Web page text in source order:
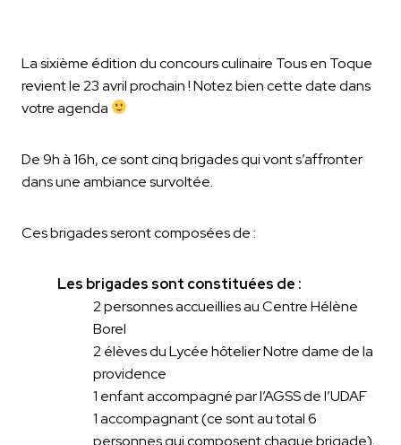
La sixième édition du concours culinaire Tous en Toque
revient le 23 avril prochain ! Notez bien cette date dans
votre agenda
De 9h à 16h, ce sont cinq brigades qui vont s’affronter
dans une ambiance survoltée.
Ces brigades seront composées de :
Les brigades sont constituées de :
2 personnes accueillies au Centre Hélène
Borel
2 élèves du Lycée hôtelier Notre dame de la
providence
1 enfant accompagné par l’AGSS de l’UDAF
1 accompagnant (ce sont au total 6
personnes qui composent chaque brigade).